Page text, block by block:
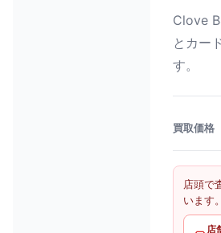
Clove
とカー
す。
買取価格
店頭で
います。
店